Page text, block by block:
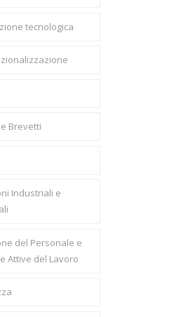
tecnologica
Brevetti
Industriali e
del Personale e
Attive del Lavoro